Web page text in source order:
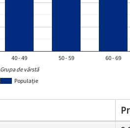
Populație
40 - 49 50 - 59 60 - 69
Grupa de vârstă